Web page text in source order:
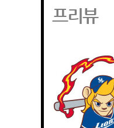
프리뷰